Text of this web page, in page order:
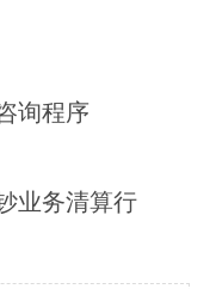
询程序
业务清算行